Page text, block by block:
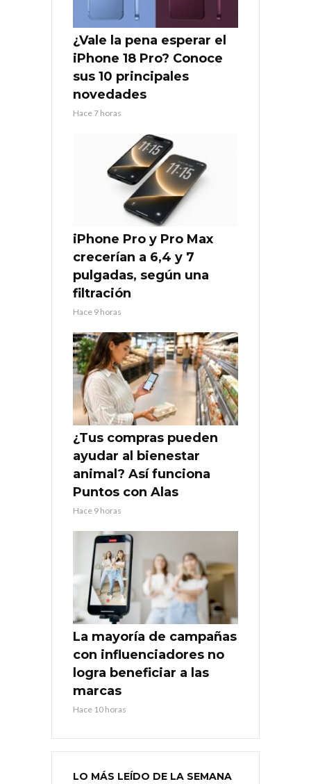
¿Vale la pena esperar el
iPhone 18 Pro? Conoce
sus 10 principales
novedades
Hace 7 horas
iPhone Pro y Pro Max
crecerían a 6,4 y 7
pulgadas, según una
filtración
Hace 9 horas
¿Tus compras pueden
ayudar al bienestar
animal? Así funciona
Puntos con Alas
Hace 9 horas
La mayoría de campañas
con influenciadores no
logra beneficiar a las
marcas
Hace 10 horas
LO MÁS LEÍDO DE LA SEMANA